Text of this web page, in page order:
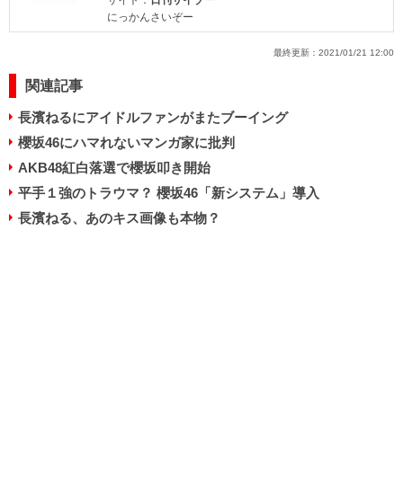
にっかんさいぞー
最終更新： 2021/01/21 12:00
関連記事
長濱ねるにアイドルファンがまたブーイング
櫻坂46にハマれないマンガ家に批判
AKB48紅白落選で櫻坂叩き開始
平手１強のトラウマ？ 櫻坂46「新システム」導入
長濱ねる、あのキス画像も本物？